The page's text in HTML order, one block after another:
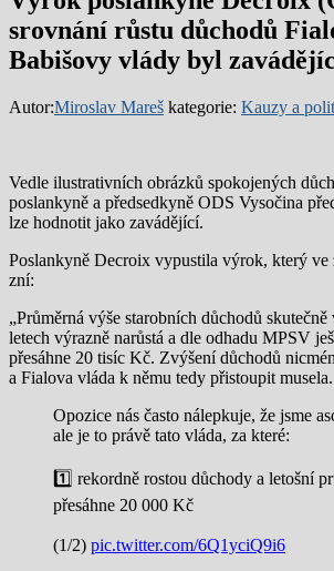
srovnání růstu důchodů
Babišovy vlády byl
Autor:Miroslav Mareš kategorie: Kauzy a
Vedle ilustrativních obrázků spokojených
poslankyně a předsedkyně ODS Vysočina
lze hodnotit jako zavádějící.
Poslankyně Decroix vypustila výrok, který ve
zní:
„Průměrná výše starobních důchodů
letech výrazně narůstá a dle odhadu MPSV
přesáhne 20 tisíc Kč. Zvýšení důchodů
a Fialova vláda k němu tedy přistoupit
Opozice nás často nálepkuje, že jsme
ale je to právě tato vláda, za které:
1️⃣ rekordně rostou důchody a letošní
přesáhne 20 000 Kč
(1/2) pic.twitter.com/6Q1yciQ9i6